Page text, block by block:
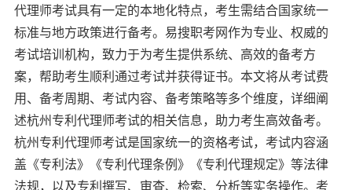
代理师考试具有一定的本地化特点，考生需结合国家统一
标准与地方政策进行备考。易搜职考网作为专业、权威的
考试培训机构，致力于为考生提供系统、高效的备考方
案，帮助考生顺利通过考试并获得证书。本文将从考试费
用、备考周期、考试内容、备考策略等多个维度，详细阐
述杭州专利代理师考试的相关信息，助力考生高效备考。
杭州专利代理师考试是国家统一的资格考试，考试内容涵
盖《专利法》《专利代理条例》《专利代理规定》等法律
法规，以及专利撰写、审查、检索、分析等实务操作。考